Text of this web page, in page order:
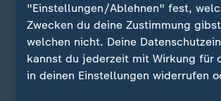
Quelle: Reuters
Sie wollen über Sport stets auf dem
"Einstellungen/Ablehnen" fest,
Zwecken du deine Zustimmung
welchen nicht. Deine
kannst du jederzeit mit Wirkung für
in deinen Einstellungen widerrufen